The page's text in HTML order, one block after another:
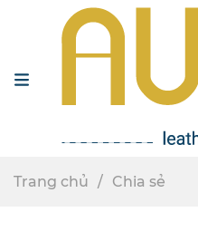
Trang chủ Chia sẻ